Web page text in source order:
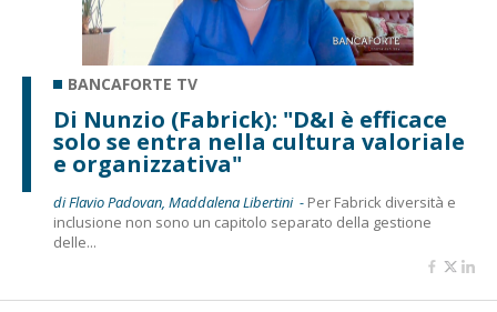
BANCAFORTE TV
Di Nunzio (Fabrick): "D&I è efficace
solo se entra nella cultura valoriale
e organizzativa"
di Flavio Padovan, Maddalena Libertini - Per Fabrick diversità e
inclusione non sono un capitolo separato della gestione
delle...